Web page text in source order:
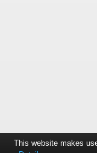
This website makes